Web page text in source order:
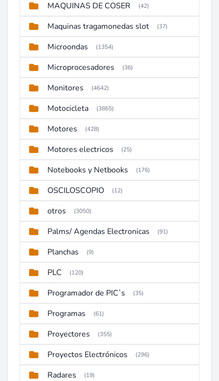
MAQUINAS DE COSER (42)
Maquinas tragamonedas slot (37)
Microondas (1354)
Microprocesadores (36)
Monitores (4642)
Motocicleta (3865)
Motores (428)
Motores electricos (25)
Notebooks y Netbooks (176)
OSCILOSCOPIO (12)
otros (3050)
Palms/ Agendas Electronicas (91)
Planchas (9)
PLC (120)
Programador de PIC`s (35)
Programas (61)
Proyectores (355)
Proyectos Electrónicos (296)
Radares (19)